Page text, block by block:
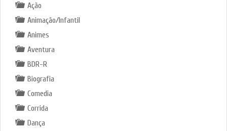
Ação
Animação/Infantil
Animes
Aventura
BDR-R
Biografia
Comedia
Corrida
Dança